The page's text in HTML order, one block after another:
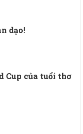
dạo!
Cup của tuổi thơ